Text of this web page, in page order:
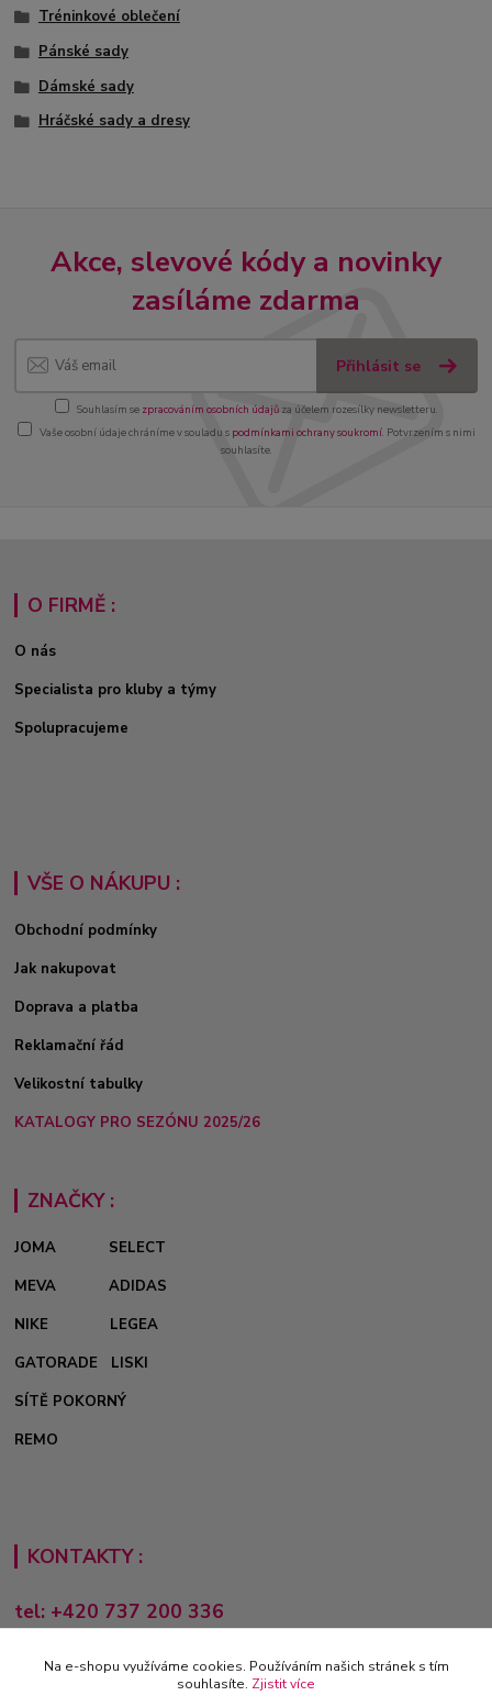
Tréninkové oblečení
Pánské sady
Dámské sady
Hráčské sady a dresy
Akce, slevové kódy a novinky
zasíláme zdarma
Přihlásit se
Souhlasím se zpracováním osobních údajůza účelem rozesílky newsletteru.
Vaše osobní údaje chráníme v souladu s podmínkami ochrany soukromí. Potvrzením s nimi
souhlasíte.
O FIRMĚ :
O nás
Specialista pro kluby a týmy
Spolupracujeme
VŠE O NÁKUPU :
Obchodní podmínky
Jak nakupovat
Doprava a platba
Reklamační řád
Velikostní tabulky
KATALOGY PRO SEZÓNU 2025/26
ZNAČKY :
JOMA
SELECT
MEVA
ADIDAS
NIKE
LEGEA
GATORADE
LISKI
SÍTĚ POKORNÝ
REMO
KONTAKTY :
tel: +420 737 200 336
Pondělí-Pátek: 8 - 17 hodin
obchod@e-sporting.cz
Na e-shopu využíváme cookies. Používáním našich stránek s tím
souhlasíte. Zjistit více